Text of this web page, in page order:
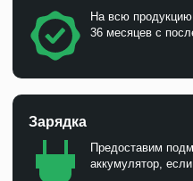
На всю продукцию
36 месяцев с
Зарядка
Предоставим
аккумулятор,